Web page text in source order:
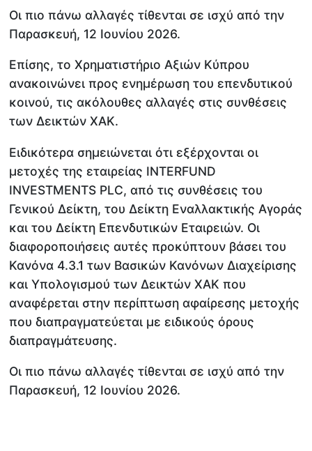
Οι πιο πάνω αλλαγές τίθενται σε ισχύ από την
Παρασκευή, 12 Ιουνίου 2026.
Επίσης, το Χρηματιστήριο Αξιών Κύπρου
ανακοινώνει προς ενημέρωση του επενδυτικού
κοινού, τις ακόλουθες αλλαγές στις συνθέσεις
των Δεικτών ΧΑΚ.
Ειδικότερα σημειώνεται ότι εξέρχονται οι
μετοχές της εταιρείας INTERFUND
INVESTMENTS PLC, από τις συνθέσεις του
Γενικού Δείκτη, του Δείκτη Εναλλακτικής Αγοράς
και του Δείκτη Επενδυτικών Εταιρειών. Οι
διαφοροποιήσεις αυτές προκύπτουν βάσει του
Κανόνα 4.3.1 των Βασικών Κανόνων Διαχείρισης
και Υπολογισμού των Δεικτών ΧΑΚ που
αναφέρεται στην περίπτωση αφαίρεσης μετοχής
που διαπραγματεύεται με ειδικούς όρους
διαπραγμάτευσης.
Οι πιο πάνω αλλαγές τίθενται σε ισχύ από την
Παρασκευή, 12 Ιουνίου 2026.